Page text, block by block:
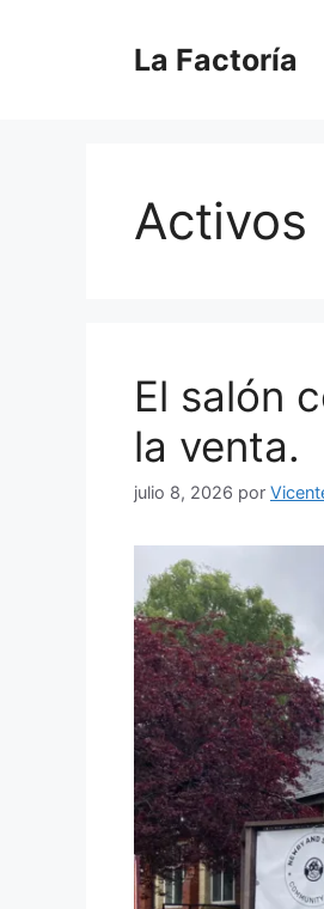
La Factoría
Activos
El salón
la venta.
julio 8, 2026 por